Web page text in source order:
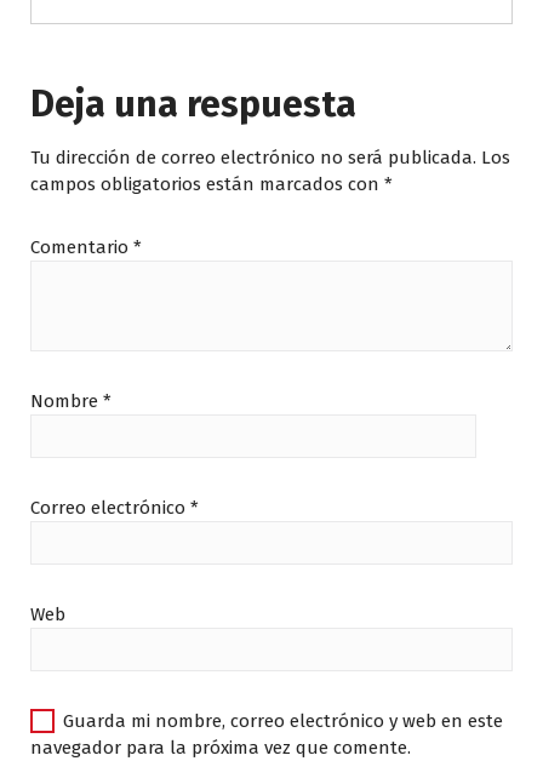
Deja una respuesta
Tu dirección de correo electrónico no será publicada. Los
campos obligatorios están marcados con *
Comentario *
Nombre *
Correo electrónico *
Web
Guarda mi nombre, correo electrónico y web en este
navegador para la próxima vez que comente.